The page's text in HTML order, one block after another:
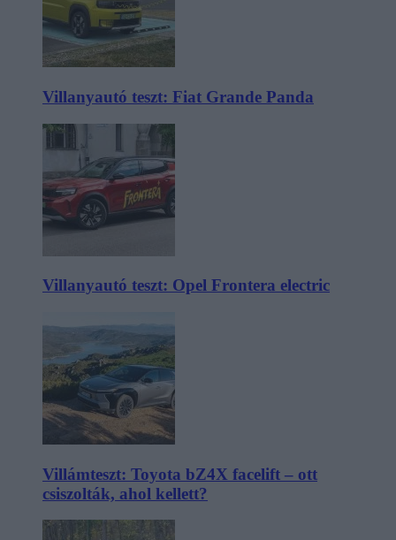
Villanyautó teszt: Fiat Grande Panda
Villanyautó teszt: Opel Frontera electric
Villámteszt: Toyota bZ4X facelift – ott
csiszolták, ahol kellett?